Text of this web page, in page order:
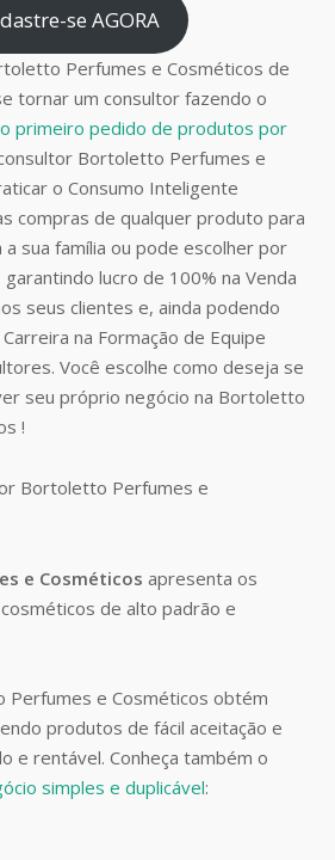
se AGORA
Perfumes e Cosméticos de
tornar um consultor fazendo o
primeiro pedido de produtos por
Bortoletto Perfumes e
o Consumo Inteligente
compras de qualquer produto para
sua família ou pode escolher por
lucro de 100% na Venda
seus clientes e, ainda podendo
na Formação de Equipe
Você escolhe como deseja se
seu próprio negócio na Bortoletto
!
Bortoletto Perfumes e
e Cosméticos apresenta os
de alto padrão e
e Cosméticos obtém
produtos de fácil aceitação e
e rentável. Conheça também o
simples e duplicável: